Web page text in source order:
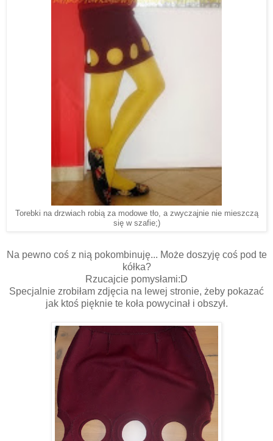
Torebki na drzwiach robią za modowe tło, a zwyczajnie nie mieszczą
się w szafie;)
Na pewno coś z nią pokombinuję... Może doszyję coś pod te
kółka?
Rzucajcie pomysłami:D
Specjalnie zrobiłam zdjęcia na lewej stronie, żeby pokazać
jak ktoś pięknie te koła powycinał i obszył.